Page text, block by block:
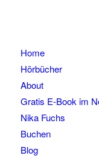
Home
Hörbücher
About
Gratis E-Book im
Nika Fuchs
Buchen
Blog